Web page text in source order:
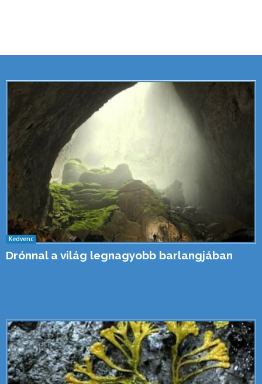
Kedvenc
Drónnal a világ legnagyobb barlangjában